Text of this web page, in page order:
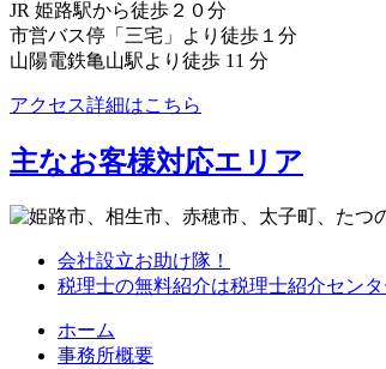
JR 姫路駅から徒歩２０分
市営バス停「三宅」より徒歩１分
山陽電鉄亀山駅より徒歩 11 分
アクセス詳細はこちら
主なお客様対応エリア
会社設立お助け隊！
税理士の無料紹介は税理士紹介センタ
ホーム
事務所概要